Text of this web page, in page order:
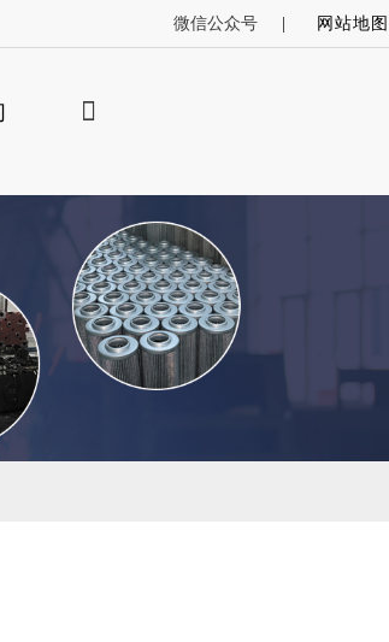
网站地图
微信公众号